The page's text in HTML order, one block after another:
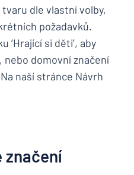
dle vlastní volby,
požadavků.
‘Hrající si děti’, aby
nebo domovní značení
naší stránce Návrh
značení